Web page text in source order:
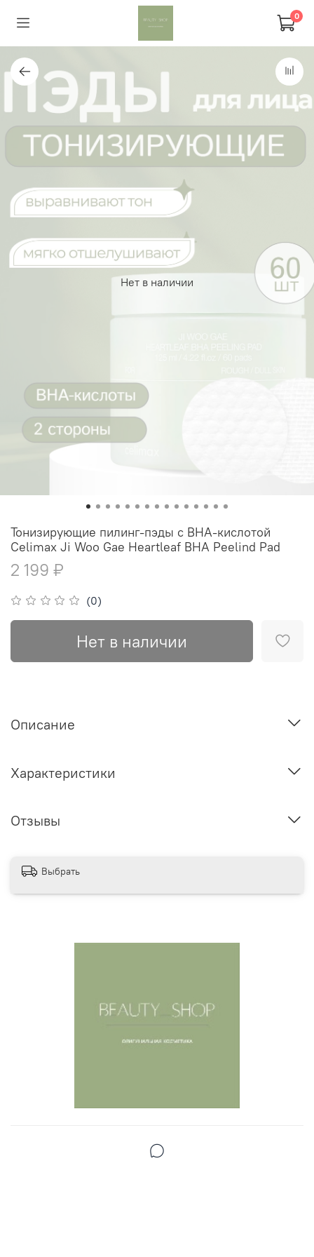
0
Нет в наличии
(0)
Тонизирующие пилинг-пэды с BHA-кислотой
Celimax Ji Woo Gae Heartleaf BHA Peelind Pad
2 199 ₽
Нет в наличии
Описание
Характеристики
Отзывы
Выбрать